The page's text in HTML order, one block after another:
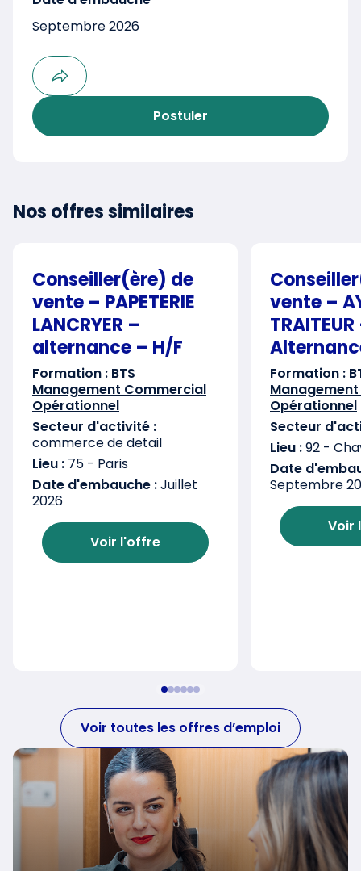
Septembre 2026
Postuler
Nos offres similaires
Conseiller(ère) de
vente – PAPETERIE
LANCRYER –
alternance – H/F
Formation : BTS
Management Commercial
Opérationnel
Secteur d'activité :
commerce de detail
Lieu : 75 - Paris
Date d'embauche :Juillet
2026
Voir l'offre
vente –
Formation :
Opérationnel
Secteur
Lieu :92 -
Date
Septembre
Voir
Voir toutes les offres d’emploi